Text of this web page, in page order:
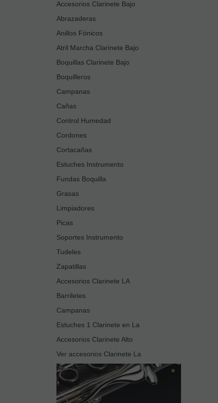
Accesorios Clarinete Bajo
Abrazaderas
Anillos Fónicos
Atril Marcha Clarinete Bajo
Boquillas Clarinete Bajo
Boquilleros
Campanas
Cañas
Control Humedad
Cordones
Cortacañas
Estuches Instrumento
Fundas Boquilla
Grasas
Limpiadores
Picas
Soportes Instrumento
Tudeles
Zapatillas
Accesorios Clarinete LA
Barriletes
Campanas
Estuches 1 Clarinete en La
Accesorios Clarinete Alto
Ver accesorios Clarinete La